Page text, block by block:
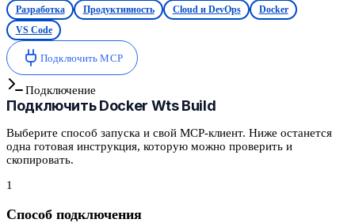
Разработка Продуктивность Cloud и DevOps
Docker
VS Code
Подключить MCP
Подключение
ПодключитьDocker Wts Build
Выберите способ запуска и свой MCP-клиент. Ниже останется
одна готовая инструкция, которую можно проверить и
скопировать.
1
Способ подключения